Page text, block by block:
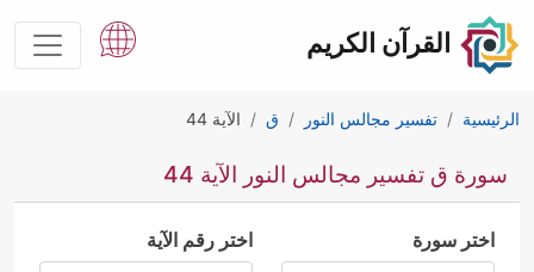
القرآن الكريم
الرئيسية تفسير مجالس النور ق الآية 44
سورة ق تفسير مجالس النور الآية 44
اختر سورة اختر رقم الآية